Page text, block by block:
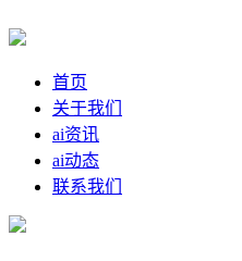
首页
关于我们
ai资讯
ai动态
联系我们